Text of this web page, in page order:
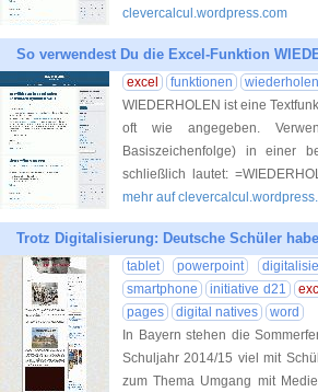
clevercalcul.wordpress.com
So verwendest Du die Excel-Funktion
excel funktionen
wiederholen
WIEDERHOLEN ist eine
oft wie angegeben.
Basiszeichenfolge) in einer
schließlich lautet:
mehr auf
Trotz Digitalisierung: Deutsche Schüler
tablet powerpoint
smartphone
initiative d21
pages
digital natives
word
In Bayern stehen die
Schuljahr 2014/15 viel mit
zum Thema Umgang mit